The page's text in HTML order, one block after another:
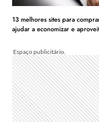
13 melhores sites para
ajudar a economizar e